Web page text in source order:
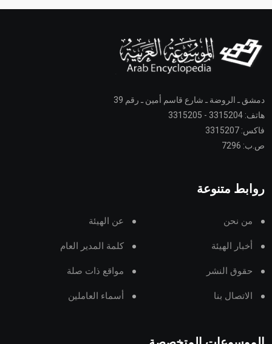
دمشق ـ الروضة ـ شارع قاسم أمين ـ رقم 39
هاتف: 3315204 - 3315205
فاكس: 3315207
ص.ب: 7296
روابط متنوعة
من نحن عن الهيئة
أخبار الهيئة كلمة المدير العام
حقوق النشر مواقع ذات صلة
الاتصال بنا أسماء العاملين